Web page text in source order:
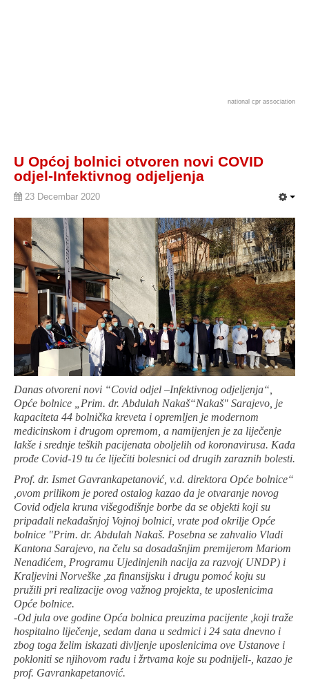
national cpr association
U Općoj bolnici otvoren novi COVID
odjel-Infektivnog odjeljenja
23 Decembar 2020
Danas otvoreni novi “Covid odjel –Infektivnog odjeljenja“,
Opće bolnice „Prim. dr. Abdulah Nakaš“Nakaš" Sarajevo, je
kapaciteta 44 bolnička kreveta i opremljen je modernom
medicinskom i drugom opremom, a namijenjen je za liječenje
lakše i srednje teških pacijenata oboljelih od koronavirusa. Kada
prođe Covid-19 tu će liječiti bolesnici od drugih zaraznih bolesti.
Prof. dr. Ismet Gavrankapetanović, v.d. direktora Opće bolnice“
,ovom prilikom je pored ostalog kazao da je otvaranje novog
Covid odjela kruna višegodišnje borbe da se objekti koji su
pripadali nekadašnjoj Vojnoj bolnici, vrate pod okrilje Opće
bolnice "Prim. dr. Abdulah Nakaš. Posebna se zahvalio Vladi
Kantona Sarajevo, na čelu sa dosadašnjim premijerom Mariom
Nenadićem, Programu Ujedinjenih nacija za razvoj( UNDP) i
Kraljevini Norveške ,za finansijsku i drugu pomoć koju su
pružili pri realizacije ovog važnog projekta, te uposlenicima
Opće bolnice.
-Od jula ove godine Opća bolnica preuzima pacijente ,koji traže
hospitalno liječenje, sedam dana u sedmici i 24 sata dnevno i
zbog toga želim iskazati divljenje uposlenicima ove Ustanove i
pokloniti se njihovom radu i žrtvama koje su podnijeli-, kazao je
prof. Gavrankapetanović.